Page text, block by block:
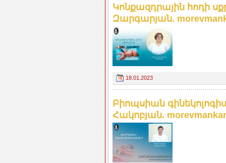
Կոնքազդրային հոդի
Զարգարյան.
18.01.2023
Բիոպսիան
Հակոբյան.